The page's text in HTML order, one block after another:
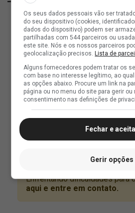
Os seus dados pessoais vão ser
do seu dispositivo (cookies,
dados do dispositivo) podem ser
partilhadas com 544 parceiros ou
este site. Nós e os nossos parceiros
geolocalização precisos. Lista de
Alguns fornecedores podem tratar os
com base no interesse legítimo, ao
as opções abaixo. Procure um link na
página ou no menu do site para gerir ou
consentimento nas definições de
Fechar e
Gerir opções